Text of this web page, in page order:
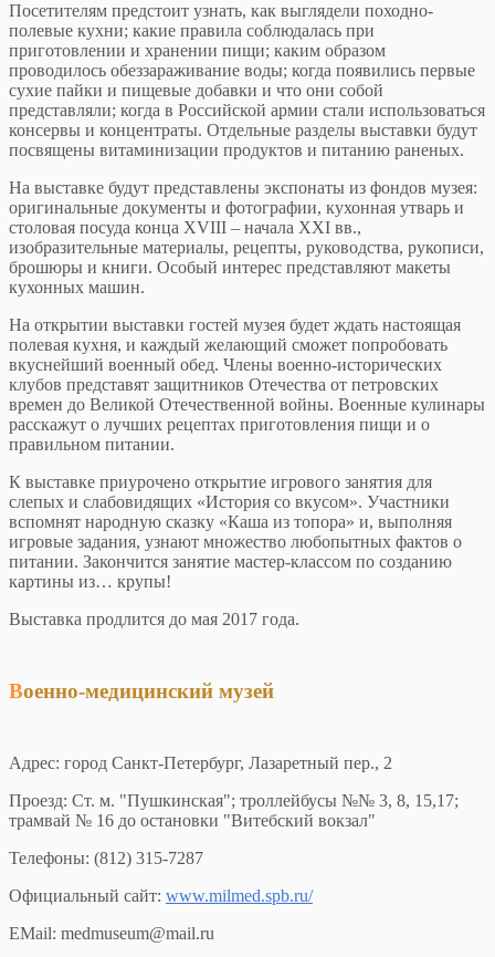
Посетителям предстоит узнать, как выглядели походно-
полевые кухни; какие правила соблюдалась при
приготовлении и хранении пищи; каким образом
проводилось обеззараживание воды; когда появились первые
сухие пайки и пищевые добавки и что они собой
представляли; когда в Российской армии стали использоваться
консервы и концентраты. Отдельные разделы выставки будут
посвящены витаминизации продуктов и питанию раненых.
На выставке будут представлены экспонаты из фондов музея:
оригинальные документы и фотографии, кухонная утварь и
столовая посуда конца XVIII – начала XXI вв.,
изобразительные материалы, рецепты, руководства, рукописи,
брошюры и книги. Особый интерес представляют макеты
кухонных машин.
На открытии выставки гостей музея будет ждать настоящая
полевая кухня, и каждый желающий сможет попробовать
вкуснейший военный обед. Члены военно-исторических
клубов представят защитников Отечества от петровских
времен до Великой Отечественной войны. Военные кулинары
расскажут о лучших рецептах приготовления пищи и о
правильном питании.
К выставке приурочено открытие игрового занятия для
слепых и слабовидящих «История со вкусом». Участники
вспомнят народную сказку «Каша из топора» и, выполняя
игровые задания, узнают множество любопытных фактов о
питании. Закончится занятие мастер-классом по созданию
картины из… крупы!
Выставка продлится до мая 2017 года.
Военно-медицинский музей
Адрес: город Санкт-Петербург, Лазаретный пер., 2
Проезд: Ст. м. "Пушкинская"; троллейбусы №№ 3, 8, 15,17;
трамвай № 16 до остановки "Витебский вокзал"
Телефоны: (812) 315-7287
Официальный сайт: www.milmed.spb.ru/
EMail: medmuseum@mail.ru